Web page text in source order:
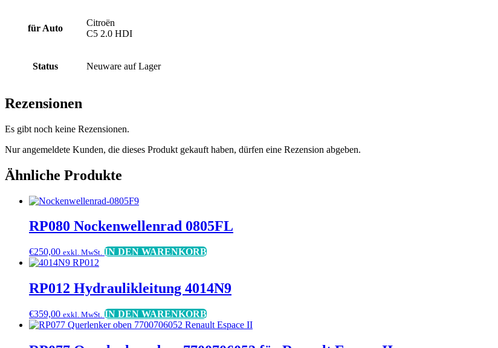
für Auto
Citroën
C5 2.0 HDI
Status Neuware auf Lager
Rezensionen
Es gibt noch keine Rezensionen.
Nur angemeldete Kunden, die dieses Produkt gekauft haben, dürfen eine Rezension abgeben.
Ähnliche Produkte
RP080 Nockenwellenrad 0805FL
€250,00 exkl. MwSt. IN DEN WARENKORB
RP012 Hydraulikleitung 4014N9
€359,00 exkl. MwSt. IN DEN WARENKORB